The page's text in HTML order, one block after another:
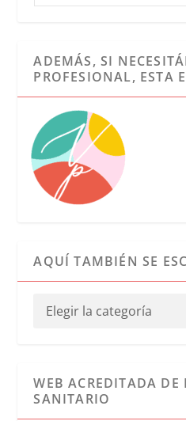
ADEMÁS, SI
PROFESIONAL, ESTA
AQUÍ TAMBIÉN SE
WEB ACREDITADA DE
SANITARIO